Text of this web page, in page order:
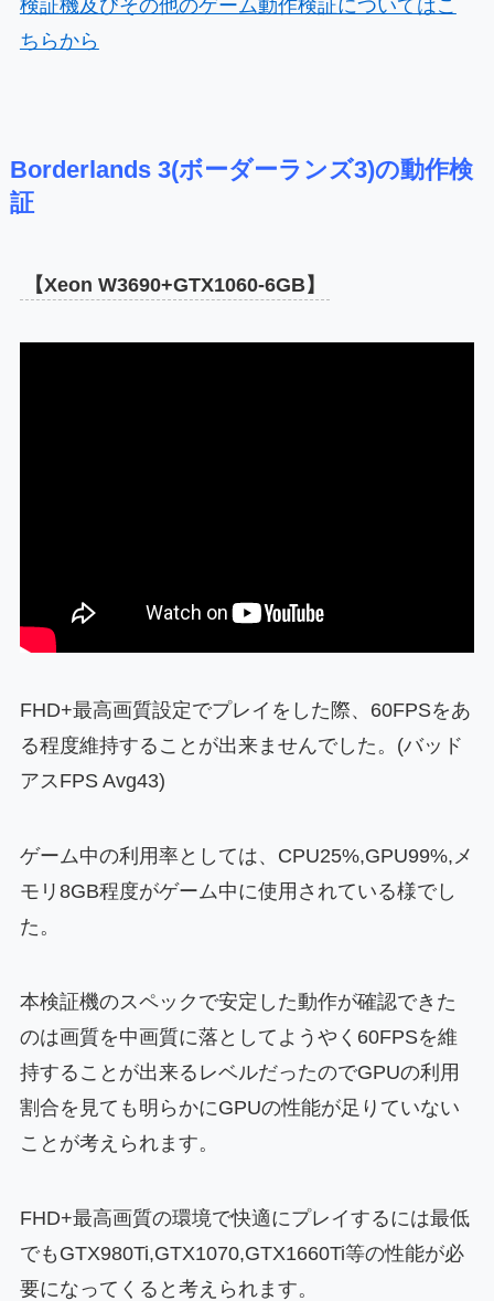
検証機及びその他のゲーム動作検証についてはこ
ちらから
Borderlands 3(ボーダーランズ3)の動作検
証
【Xeon W3690+GTX1060-6GB】
FHD+最高画質設定でプレイをした際、60FPSをあ
る程度維持することが出来ませんでした。(バッド
アスFPS Avg43)
ゲーム中の利用率としては、CPU25%,GPU99%,メ
モリ8GB程度がゲーム中に使用されている様でし
た。
本検証機のスペックで安定した動作が確認できた
のは画質を中画質に落としてようやく60FPSを維
持することが出来るレベルだったのでGPUの利用
割合を見ても明らかにGPUの性能が足りていない
ことが考えられます。
FHD+最高画質の環境で快適にプレイするには最低
でもGTX980Ti,GTX1070,GTX1660Ti等の性能が必
要になってくると考えられます。